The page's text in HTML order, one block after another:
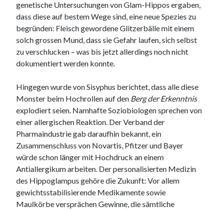
genetische Untersuchungen von Glam-Hippos ergaben,
dass diese auf bestem Wege sind, eine neue Spezies zu
begründen: Fleisch gewordene Glitzerbälle mit einem
solch grossen Mund, dass sie Gefahr laufen, sich selbst
zu verschlucken – was bis jetzt allerdings noch nicht
dokumentiert werden konnte.
Hingegen wurde von Sisyphus berichtet, dass alle diese
Monster beim Hochrollen auf den Berg der Erkenntnis
explodiert seien. Namhafte Soziobiologen sprechen von
einer allergischen Reaktion. Der Verband der
Pharmaindustrie gab daraufhin bekannt, ein
Zusammenschluss von Novartis, Pfitzer und Bayer
würde schon länger mit Hochdruck an einem
Antiallergikum arbeiten. Der personalisierten Medizin
des Hippoglampus gehöre die Zukunft: Vor allem
gewichtsstabilisierende Medikamente sowie
Maulkörbe versprächen Gewinne, die sämtliche